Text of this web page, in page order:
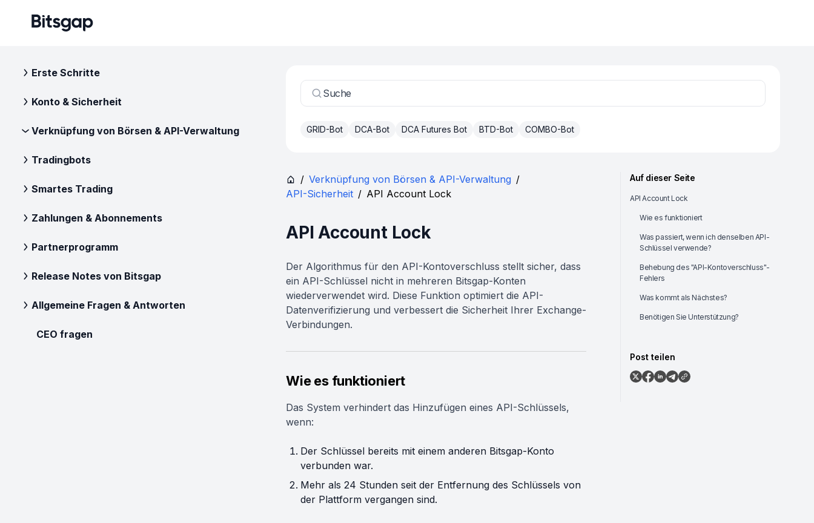
Erste Schritte
Konto & Sicherheit
Verknüpfung von Börsen & API-Verwaltung
Tradingbots
Smartes Trading
Zahlungen & Abonnements
Partnerprogramm
Release Notes von Bitsgap
Allgemeine Fragen & Antworten
CEO fragen
Suche
GRID-Bot DCA-Bot DCA Futures Bot BTD-Bot COMBO-Bot
/ Verknüpfung von Börsen & API-Verwaltung /
API-Sicherheit / API Account Lock
API Account Lock
Der Algorithmus für den API-Kontoverschluss stellt sicher, dass
ein API-Schlüssel nicht in mehreren Bitsgap-Konten
wiederverwendet wird. Diese Funktion optimiert die API-
Datenverifizierung und verbessert die Sicherheit Ihrer Exchange-
Verbindungen.
Wie es funktioniert
Das System verhindert das Hinzufügen eines API-Schlüssels,
wenn:
Der Schlüssel bereits mit einem anderen Bitsgap-Konto
verbunden war.
Mehr als 24 Stunden seit der Entfernung des Schlüssels von
der Plattform vergangen sind.
Auf dieser Seite
API Account Lock
Wie es funktioniert
Was passiert, wenn ich denselben API-
Schlüssel verwende?
Behebung des "API-Kontoverschluss"-
Fehlers
Was kommt als Nächstes?
Benötigen Sie Unterstützung?
Post teilen